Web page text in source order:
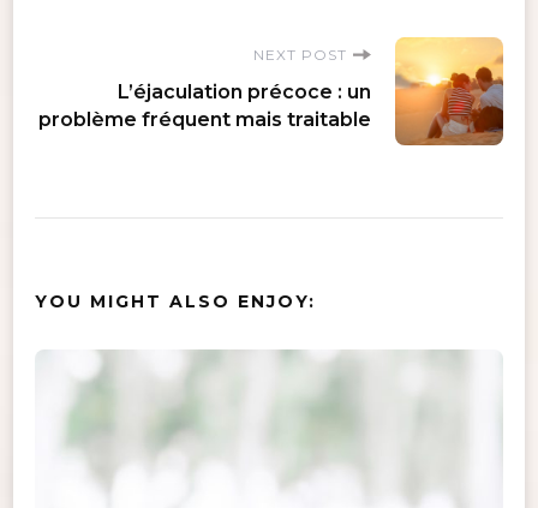
NEXT POST
L’éjaculation précoce : un
problème fréquent mais traitable
YOU MIGHT ALSO ENJOY: